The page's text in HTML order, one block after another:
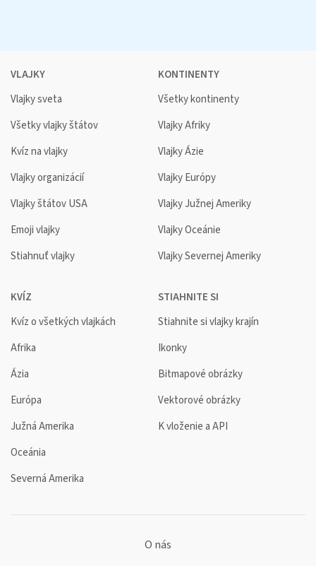
VLAJKY
Vlajky sveta
Všetky vlajky štátov
Kvíz na vlajky
Vlajky organizácií
Vlajky štátov USA
Emoji vlajky
Stiahnuť vlajky
KONTINENTY
Všetky kontinenty
Vlajky Afriky
Vlajky Ázie
Vlajky Európy
Vlajky Južnej Ameriky
Vlajky Oceánie
Vlajky Severnej Ameriky
KVÍZ
Kvíz o všetkých vlajkách
Afrika
Ázia
Európa
Južná Amerika
Oceánia
Severná Amerika
STIAHNITE SI
Stiahnite si vlajky krajín
Ikonky
Bitmapové obrázky
Vektorové obrázky
K vloženie a API
O nás